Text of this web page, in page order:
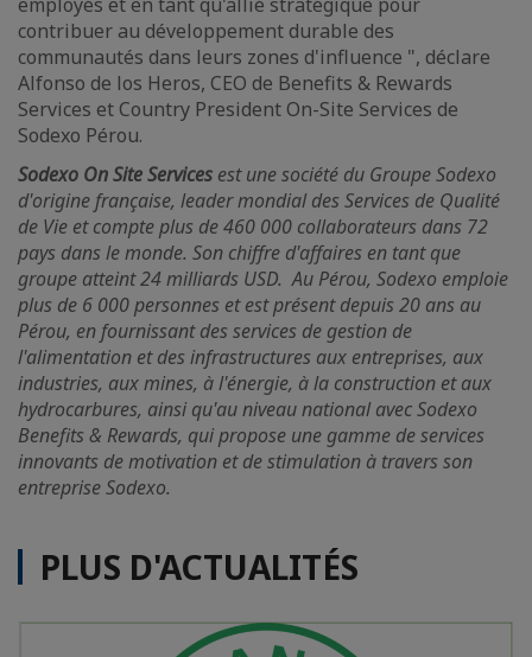
contribuer au développement durable des
communautés dans leurs zones d'influence ", déclare
Alfonso de los Heros, CEO de Benefits & Rewards
Services et Country President On-Site Services de
Sodexo Pérou.
Sodexo On Site Services est une société du Groupe Sodexo
d'origine française, leader mondial des Services de Qualité
de Vie et compte plus de 460 000 collaborateurs dans 72
pays dans le monde. Son chiffre d'affaires en tant que
groupe atteint 24 milliards USD. Au Pérou, Sodexo emploie
plus de 6 000 personnes et est présent depuis 20 ans au
Pérou, en fournissant des services de gestion de
l'alimentation et des infrastructures aux entreprises, aux
industries, aux mines, à l'énergie, à la construction et aux
hydrocarbures, ainsi qu'au niveau national avec Sodexo
Benefits & Rewards, qui propose une gamme de services
innovants de motivation et de stimulation à travers son
entreprise Sodexo.
PLUS D'ACTUALITÉS